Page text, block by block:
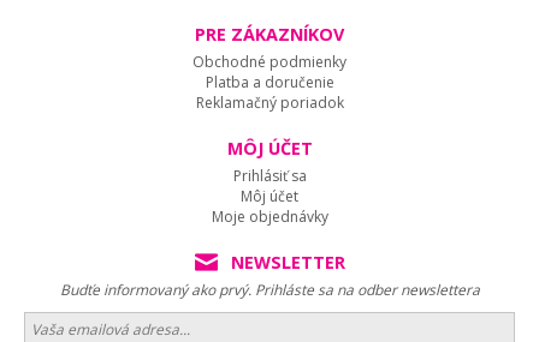
PRE ZÁKAZNÍKOV
Obchodné podmienky
Platba a doručenie
Reklamačný poriadok
MÔJ ÚČET
Prihlásiť sa
Môj účet
Moje objednávky
NEWSLETTER
Budťe informovaný ako prvý. Prihláste sa na odber newslettera